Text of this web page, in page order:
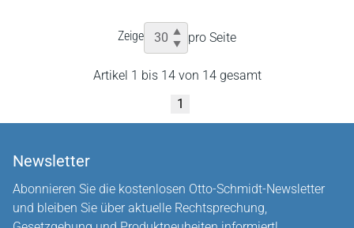
Zeige pro Seite
Artikel 1 bis 14 von 14 gesamt
1
Newsletter
Abonnieren Sie die kostenlosen Otto-Schmidt-Newsletter
und bleiben Sie über aktuelle Rechtsprechung,